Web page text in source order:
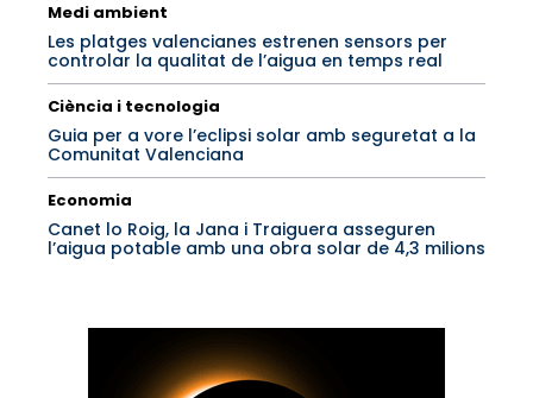
Medi ambient
Les platges valencianes estrenen sensors per
controlar la qualitat de l’aigua en temps real
Ciència i tecnologia
Guia per a vore l’eclipsi solar amb seguretat a la
Comunitat Valenciana
Economia
Canet lo Roig, la Jana i Traiguera asseguren
l’aigua potable amb una obra solar de 4,3 milions